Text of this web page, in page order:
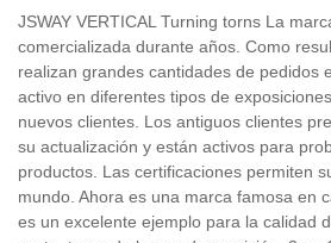
JSWAY VERTICAL Turning torns La
comercializada durante años. Como
realizan grandes cantidades de pedidos
activo en diferentes tipos de
nuevos clientes. Los antiguos clientes
su actualización y están activos para
productos. Las certificaciones permiten
mundo. Ahora es una marca famosa en
es un excelente ejemplo para la calidad